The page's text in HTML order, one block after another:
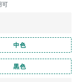
可
中色
黒色